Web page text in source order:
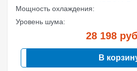
Мощность охлаждения:
Уровень шума:
28 198
В